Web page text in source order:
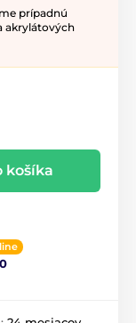
prípadnú
akrylátových
košíka